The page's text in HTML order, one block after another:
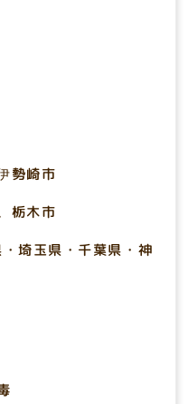
勢崎市
栃木市
埼玉県・千葉県・神